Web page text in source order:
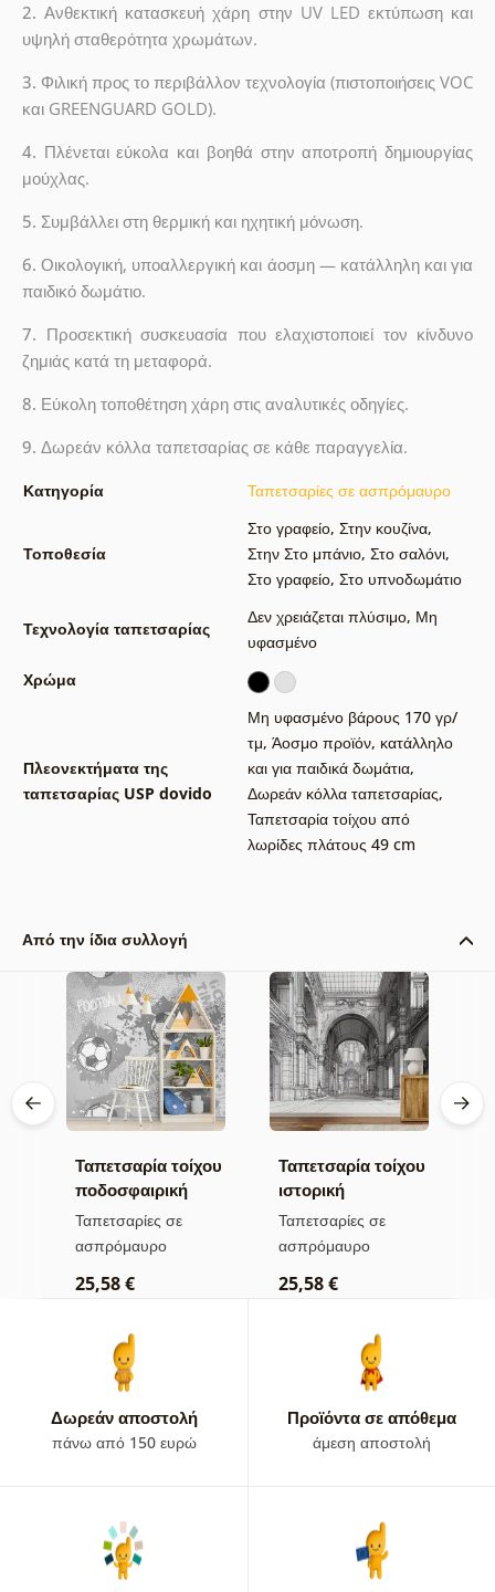
2.Ανθεκτική κατασκευή χάρη στην UV LED εκτύπωση και
υψηλή σταθερότητα χρωμάτων.
3. Φιλική προς το περιβάλλον τεχνολογία (πιστοποιήσεις VOC
και GREENGUARD GOLD).
4. Πλένεται εύκολα και βοηθά στην αποτροπή δημιουργίας
μούχλας.
5. Συμβάλλει στη θερμική και ηχητική μόνωση.
6.Οικολογική, υποαλλεργική και άοσμη — κατάλληλη και για
παιδικό δωμάτιο.
7. Προσεκτική συσκευασία που ελαχιστοποιεί τον κίνδυνο
ζημιάς κατά τη μεταφορά.
8. Εύκολη τοποθέτηση χάρη στις αναλυτικές οδηγίες.
9. Δωρεάν κόλλα ταπετσαρίας σε κάθε παραγγελία.
Κατηγορία Ταπετσαρίες σε ασπρόμαυρο
Τοποθεσία
Στο γραφείο, Στην κουζίνα,
Στην Στο μπάνιο, Στο σαλόνι,
Στο γραφείο, Στο υπνοδωμάτιο
Τεχνολογία ταπετσαρίας
Δεν χρειάζεται πλύσιμο, Μη
υφασμένο
Χρώμα
Πλεονεκτήματα της
ταπετσαρίας USP dovido
Μη υφασμένο βάρους 170 γρ/
τμ, Άοσμο προϊόν, κατάλληλο
και για παιδικά δωμάτια,
Δωρεάν κόλλα ταπετσαρίας,
Ταπετσαρία τοίχου από
λωρίδες πλάτους 49 cm
Από την ίδια συλλογή
Ταπετσαρία τοίχου
ποδοσφαιρική
μπάλα σε γκρι
χρώμα
Ταπετσαρίες σε
ασπρόμαυρο
25,58 €
Ταπετσαρία τοίχου
ιστορική
αρχιτεκτονική σε
ασπρόμαυρο
Ταπετσαρίες σε
ασπρόμαυρο
25,58 €
Δωρεάν αποστολή
πάνω από 150 ευρώ
Προϊόντα σε απόθεμα
άμεση αποστολή